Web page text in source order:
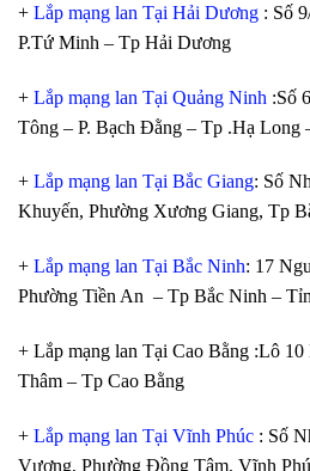
+ Lắp mạng lan Tại Hải Dương : Số
P.Tứ Minh – Tp Hải Dương
+ Lắp mạng lan Tại Quảng Ninh :Số
Tông – P. Bạch Đằng – Tp .Hạ Long
+ Lắp mạng lan Tại Bắc Giang: Số
Khuyến, Phường Xương Giang, Tp
+ Lắp mạng lan Tại Bắc Ninh: 17
Phường Tiền An – Tp Bắc Ninh –
+ Lắp mạng lan Tại Cao Bằng :Lô
Thâm – Tp Cao Bằng
+ Lắp mạng lan Tại Vĩnh Phúc : Số
Vương, Phường Đồng Tâm, Vĩnh